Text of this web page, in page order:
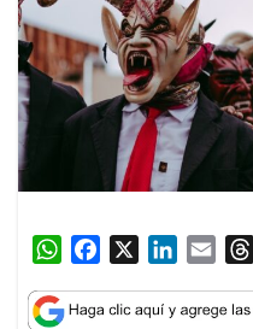
W
a
c
n
a